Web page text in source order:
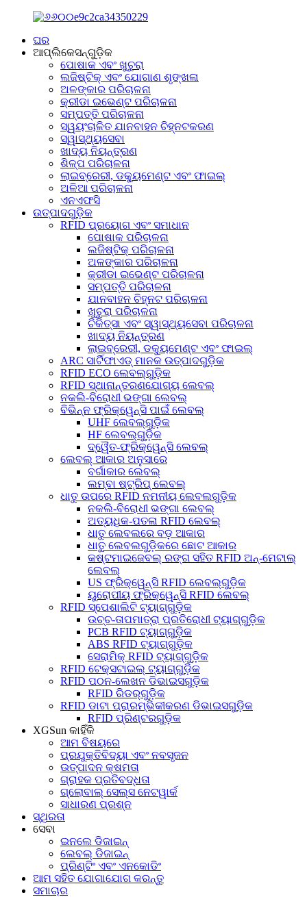
ଘର
ଆପ୍ଲିକେସନ୍‌ଗୁଡ଼ିକ
ପୋଷାକ ଏବଂ ଖୁଚୁରା
ଲଜିଷ୍ଟିକ୍ ଏବଂ ଯୋଗାଣ ଶୃଙ୍ଖଳା
ଅଳଙ୍କାର ପରିଚାଳନା
କ୍ରୀଡା ଇଭେଣ୍ଟ ପରିଚାଳନା
ସମ୍ପତ୍ତି ପରିଚାଳନା
ସ୍ୱୟଂଚାଳିତ ଯାନବାହନ ଚିହ୍ନଟକରଣ
ସ୍ୱାସ୍ଥ୍ୟସେବା
ଖାଦ୍ୟ ନିୟନ୍ତ୍ରଣ
ଶିଳ୍ପ ପରିଚାଳନା
ଲାଇବ୍ରେରୀ, ଡକ୍ୟୁମେଣ୍ଟ ଏବଂ ଫାଇଲ୍
ଅଳିଆ ପରିଚାଳନା
ଏନଏଫସି
ଉତ୍ପାଦଗୁଡ଼ିକ
RFID ପ୍ରୟୋଗ ଏବଂ ସମାଧାନ
ପୋଷାକ ପରିଚାଳନା
ଲଜିଷ୍ଟିକ୍ ପରିଚାଳନା
ଅଳଙ୍କାର ପରିଚାଳନା
କ୍ରୀଡା ଇଭେଣ୍ଟ ପରିଚାଳନା
ସମ୍ପତ୍ତି ପରିଚାଳନା
ଯାନବାହନ ଚିହ୍ନଟ ପରିଚାଳନା
ଖୁଚୁରା ପରିଚାଳନା
ଚିକିତ୍ସା ଏବଂ ସ୍ୱାସ୍ଥ୍ୟସେବା ପରିଚାଳନା
ଖାଦ୍ୟ ନିୟନ୍ତ୍ରଣ
ଲାଇବ୍ରେରୀ, ଡକ୍ୟୁମେଣ୍ଟ ଏବଂ ଫାଇଲ୍
ARC ସାର୍ଟିଫାଏଡ୍ ମାନକ ଉତ୍ପାଦଗୁଡ଼ିକ
RFID ECO ଲେବଲ୍‌ଗୁଡ଼ିକ
RFID ସ୍ଥାନାନ୍ତରଣଯୋଗ୍ୟ ଲେବଲ୍
ନକଲି-ବିରୋଧୀ ଭଙ୍ଗା ଲେବଲ୍
ବିଭିନ୍ନ ଫ୍ରିକ୍ୱେନ୍ସି ପାଇଁ ଲେବଲ୍
UHF ଲେବଲ୍‌ଗୁଡ଼ିକ
HF ଲେବଲ୍‌ଗୁଡ଼ିକ
ଦ୍ୱୈତ-ଫ୍ରିକ୍ୱେନ୍ସି ଲେବଲ୍
ଲେବଲ୍ ଆକାର ଅନୁସାରେ
ବର୍ଗାକାର ଲେବଲ୍
ଲମ୍ବା ଷ୍ଟ୍ରିପ୍ ଲେବଲ୍
ଧାତୁ ଉପରେ RFID ନମନୀୟ ଲେବଲଗୁଡ଼ିକ
ନକଲି-ବିରୋଧୀ ଭଙ୍ଗା ଲେବଲ୍
ଅତ୍ୟଧିକ-ପତଳା RFID ଲେବଲ୍
ଧାତୁ ଲେବଲରେ ବଡ଼ ଆକାର
ଧାତୁ ଲେବଲଗୁଡ଼ିକରେ ଛୋଟ ଆକାର
କଷ୍ଟମାଇଜେବଲ୍ ରଙ୍ଗ ସହିତ RFID ଅନ୍-ମେଟାଲ୍
ଲେବଲ୍
US ଫ୍ରିକ୍ୱେନ୍ସି RFID ଲେବଲ୍‌ଗୁଡ଼ିକ
ୟୁରୋପୀୟ ଫ୍ରିକ୍ୱେନ୍ସି RFID ଲେବଲ୍
RFID ସ୍ପେଶାଲିଟି ଟ୍ୟାଗ୍‌ଗୁଡ଼ିକ
ଉଚ୍ଚ-ତାପମାତ୍ରା ପ୍ରତିରୋଧୀ ଟ୍ୟାଗ୍‌ଗୁଡ଼ିକ
PCB RFID ଟ୍ୟାଗ୍‌ଗୁଡ଼ିକ
ABS RFID ଟ୍ୟାଗ୍‌ଗୁଡ଼ିକ
ସେରାମିକ୍ RFID ଟ୍ୟାଗ୍‌ଗୁଡ଼ିକ
RFID ଟେକ୍ସଟାଇଲ୍ ଟ୍ୟାଗ୍‌ଗୁଡ଼ିକ
RFID ପଠନ-ଲେଖନ ଡିଭାଇସଗୁଡ଼ିକ
RFID ରିଡର୍‌ଗୁଡ଼ିକ
RFID ଡାଟା ପ୍ରାରମ୍ଭିକୀକରଣ ଡିଭାଇସଗୁଡ଼ିକ
RFID ପ୍ରିଣ୍ଟରଗୁଡ଼ିକ
XGSun କାହିଁକି
ଆମ ବିଷୟରେ
ପ୍ରଯୁକ୍ତିବିଦ୍ୟା ଏବଂ ନବସୃଜନ
ଉତ୍ପାଦନ କ୍ଷମତା
ଗ୍ରାହକ ପ୍ରତିବଦ୍ଧତା
ଗ୍ଲୋବାଲ୍ ସେଲ୍ସ ନେଟୱାର୍କ
ସାଧାରଣ ପ୍ରଶ୍ନ
ସ୍ଥିରତା
ସେବା
ଇନଲେ ଡିଜାଇନ୍
ଲେବଲ୍ ଡିଜାଇନ୍
ପ୍ରିଣ୍ଟିଂ ଏବଂ ଏନକୋଡିଂ
ଆମ ସହିତ ଯୋଗାଯୋଗ କରନ୍ତୁ
ସମାଚାର